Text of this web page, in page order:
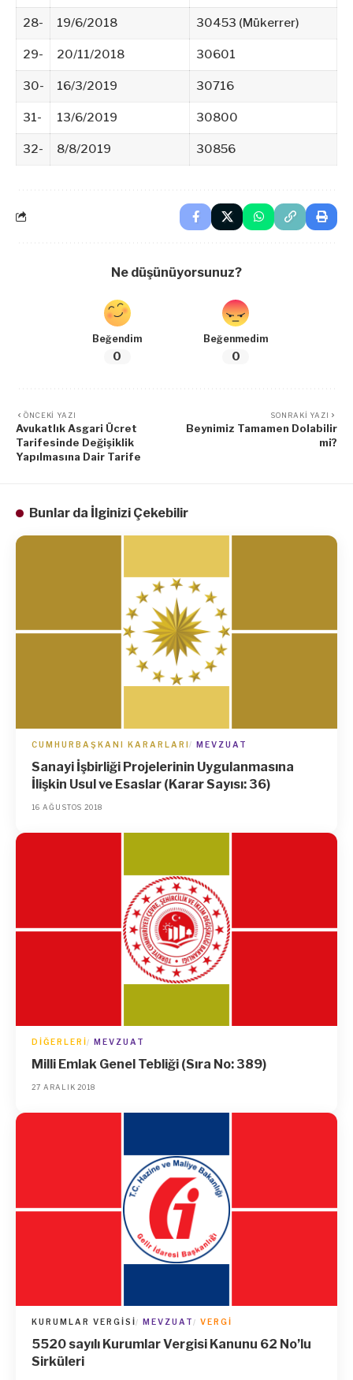
28- 19/6/2018 30453 (Mükerrer)
29- 20/11/2018 30601
30- 16/3/2019 30716
31- 13/6/2019 30800
32- 8/8/2019 30856
Ne düşünüyorsunuz?
Beğendim
0
Beğenmedim
0
ÖNCEKI YAZI
Avukatlık Asgari Ücret
Tarifesinde Değişiklik
Yapılmasına Dair Tarife
SONRAKI YAZI
Beynimiz Tamamen Dolabilir
mi?
Bunlar da İlginizi Çekebilir
CUMHURBAŞKANI KARARLARI MEVZUAT
Sanayi İşbirliği Projelerinin Uygulanmasına
İlişkin Usul ve Esaslar (Karar Sayısı: 36)
16 AĞUSTOS 2018
DIĞERLERI MEVZUAT
Milli Emlak Genel Tebliği (Sıra No: 389)
27 ARALIK 2018
KURUMLAR VERGISI MEVZUAT VERGI
5520 sayılı Kurumlar Vergisi Kanunu 62 No’lu
Sirküleri